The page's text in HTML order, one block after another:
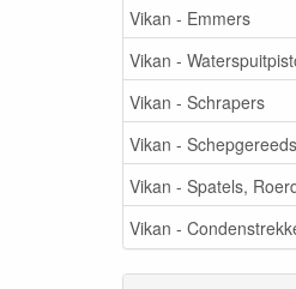
Vikan - Emmers
Vikan -
Vikan - Schrapers
Vikan -
Vikan - Spatels,
Vikan -